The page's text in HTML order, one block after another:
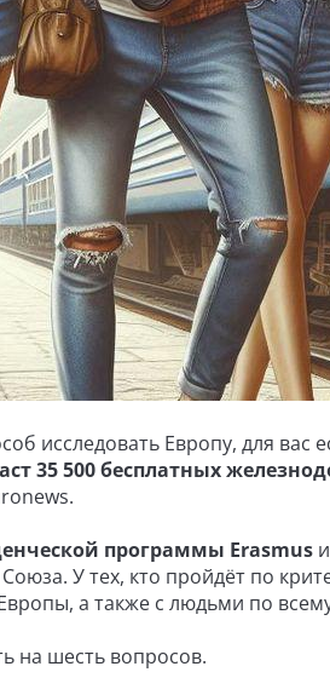
исследовать Европу, для вас
35 500 бесплатных
программы Erasmus
У тех, кто пройдёт по
а также с людьми по
на шесть вопросов.